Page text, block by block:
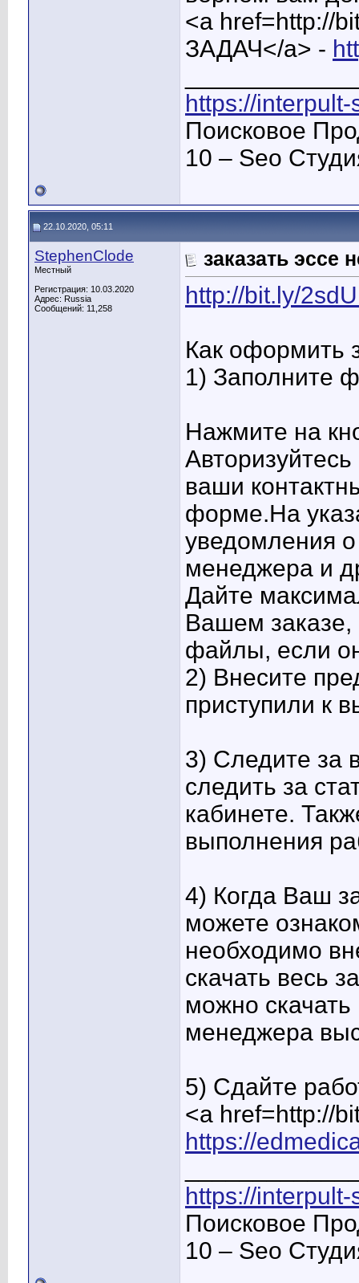
<a href=http://
ЗАДАЧ</a> -
https://
Поисковое
10 – Seo
22.10.2020, 05:11
StephenClode
Местный
Регистрация: 10.03.2020
Адрес: Russia
Сообщений: 11,258
заказать эссе
http://bit.ly/
Как оформить
1) Заполните
Нажмите на
ваши
форме.На
уведомления
менеджера и
Дайте
Вашем заказе,
файлы, если
2) Внесите
приступили к
3) Следите за
следить за
кабинете.
выполнения
4) Когда Ваш
можете
необходимо
скачать весь
можно
менеджера
5) Сдайте
<a href=http://
https://
https://
Поисковое
10 – Seo